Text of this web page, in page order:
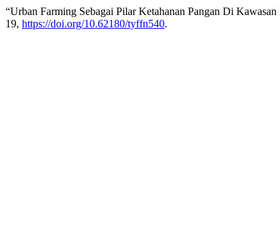
“Urban Farming Sebagai Pilar Ketahanan Pangan Di
19, https://doi.org/10.62180/tyffn540.